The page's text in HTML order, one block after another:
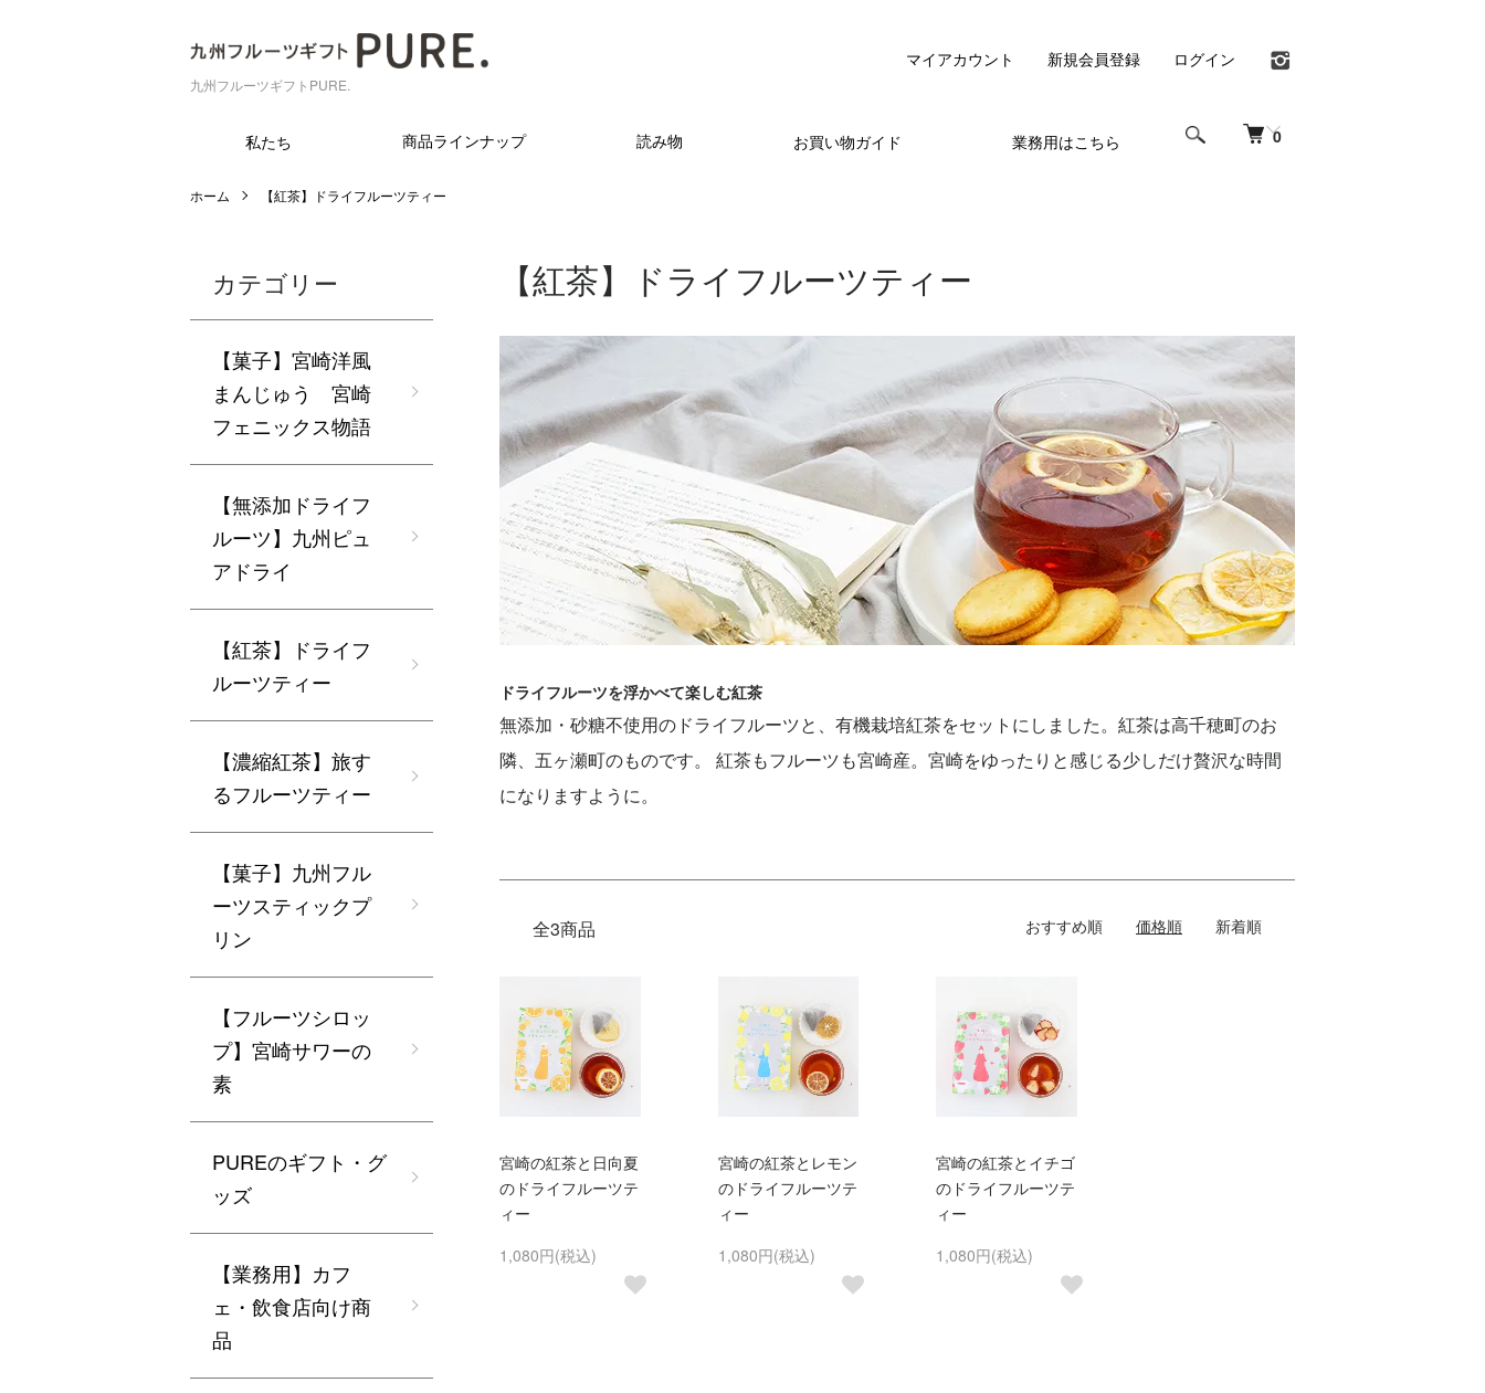
九州フルーツギフトPURE.
0
私たち 商品ラインナップ 読み物 お買い物ガイド 業務用はこちら
マイアカウント 新規会員登録 ログイン
ホーム 【紅茶】ドライフルーツティー
【紅茶】ドライフルーツティー
ドライフルーツを浮かべて楽しむ紅茶
無添加・砂糖不使用のドライフルーツと、有機栽培紅茶をセットにしました。紅茶は高千穂町のお
隣、五ヶ瀬町のものです。 紅茶もフルーツも宮崎産。宮崎をゆったりと感じる少しだけ贅沢な時間
になりますように。
全3商品 おすすめ順 価格順 新着順
宮崎の紅茶と日向夏
のドライフルーツテ
ィー
1,080円(税込)
宮崎の紅茶とレモン
のドライフルーツテ
ィー
1,080円(税込)
宮崎の紅茶とイチゴ
のドライフルーツテ
ィー
1,080円(税込)
カテゴリー
【菓子】宮崎洋風
まんじゅう 宮崎
フェニックス物語
【無添加ドライフ
ルーツ】九州ピュ
アドライ
【紅茶】ドライフ
ルーツティー
【濃縮紅茶】旅す
るフルーツティー
【菓子】九州フル
ーツスティックプ
リン
【フルーツシロッ
プ】宮崎サワーの
素
PUREのギフト・グ
ッズ
【業務用】カフ
ェ・飲食店向け商
品